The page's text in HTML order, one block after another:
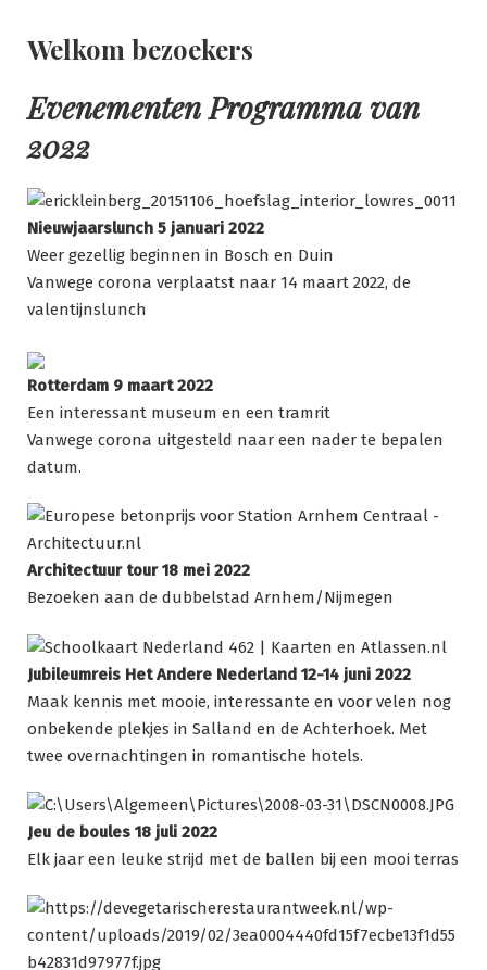
naar
inhoud
Welkom bezoekers
Evenementen Programma van
2022
Nieuwjaarslunch 5 januari 2022
Weer gezellig beginnen in Bosch en Duin
Vanwege corona verplaatst naar 14 maart 2022, de
valentijnslunch
Rotterdam 9 maart 2022
Een interessant museum en een tramrit
Vanwege corona uitgesteld naar een nader te bepalen
datum.
Architectuur tour 18 mei 2022
Bezoeken aan de dubbelstad Arnhem/Nijmegen
Jubileumreis Het Andere Nederland 12-14 juni 2022
Maak kennis met mooie, interessante en voor velen nog
onbekende plekjes in Salland en de Achterhoek. Met
twee overnachtingen in romantische hotels.
Jeu de boules 18 juli 2022
Elk jaar een leuke strijd met de ballen bij een mooi terras